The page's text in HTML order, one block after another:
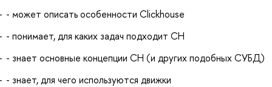
- может описать особенности Clickhouse
- понимает, для каких задач подходит CH
- знает основные концепции CH (и других подобных СУБД)
- знает, для чего используются движки